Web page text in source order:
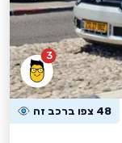
3
48 צפו ברכב זה